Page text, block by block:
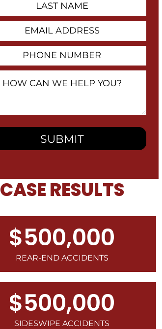
CASE RESULTS
$500,000
REAR-END ACCIDENTS
$500,000
SIDESWIPE ACCIDENTS